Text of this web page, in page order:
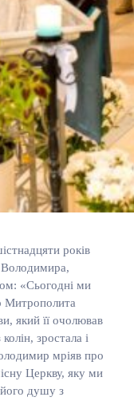
років
«Сьогодні ми
Митрополита
який її очолював
зростала і
мріяв про
Церкву, яку ми
душу з